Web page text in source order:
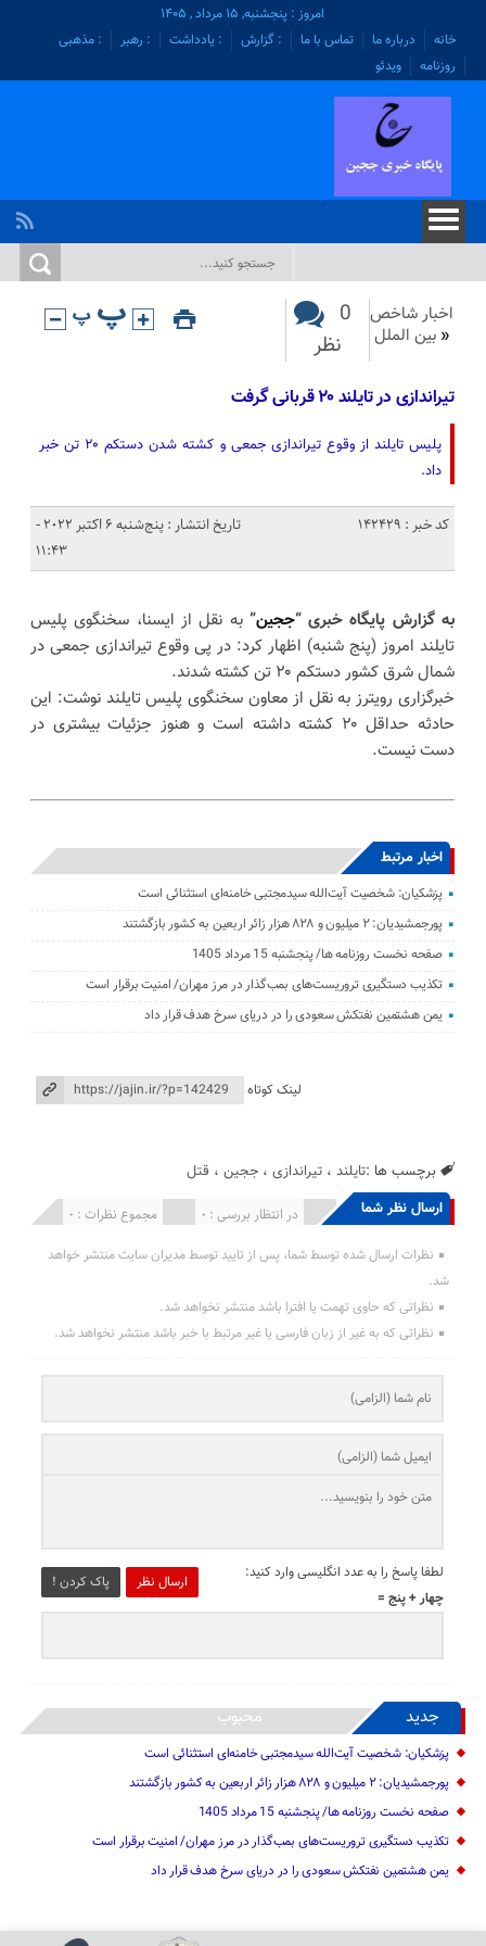
امروز : پنجشنبه, ۱۵ مرداد , ۱۴۰۵
خانه
درباره ما تماس با ما : گزارش : یادداشت : رهبر
: مذهبی
روزنامه
ویدئو
اخبار شاخص
« بین الملل
0
نظر
تیراندازی در تایلند ۲۰ قربانی گرفت
پلیس تایلند از وقوع تیراندازی جمعی و کشته شدن دستکم ۲۰ تن خبر
داد.
کد خبر : 142429
تاریخ انتشار : پنج‌شنبه 6 اکتبر 2022 -
11:43
به گزارش پایگاه خبری “ججین”به نقل از ایسنا، سخنگوی پلیس
تایلند امروز (پنج شنبه) اظهار کرد: در پی وقوع تیراندازی جمعی در
شمال شرق کشور دستکم ۲۰ تن کشته شدند.
خبرگزاری رویترز به نقل از معاون سخنگوی پلیس تایلند نوشت: این
حادثه حداقل ۲۰ کشته داشته است و هنوز جزئیات بیشتری در
دست نیست.
اخبار مرتبط
پزشکیان: شخصیت آیت‌الله سیدمجتبی خامنه‌ای استثنائی است
پورجمشیدیان: ۲ میلیون و ۸۲۸ هزار زائر اربعین به کشور بازگشتند
صفحه نخست روزنامه ها/ پنجشنبه 15 مرداد 1405
تکذیب دستگیری تروریست‌های بمب‌گذار در مرز مهران/ امنیت برقرار است
یمن هشتمین نفتکش سعودی را در دریای سرخ هدف قرار داد
لینک کوتاه
برچسب ها :تایلند ،تیراندازی ،ججین ، قتل
ارسال نظر شما مجموع نظرات : 0 در انتظار بررسی : 0 انتشار یافته : 0
نظرات ارسال شده توسط شما، پس از تایید توسط مدیران سایت منتشر خواهد
شد.
نظراتی که حاوی تهمت یا افترا باشد منتشر نخواهد شد.
نظراتی که به غیر از زبان فارسی یا غیر مرتبط با خبر باشد منتشر نخواهد شد.
ارسال نظر پاک کردن !
لطفا پاسخ را به عدد انگلیسی وارد کنید:
چهار + پنج =
جدید محبوب
پزشکیان: شخصیت آیت‌الله سیدمجتبی خامنه‌ای استثنائی است
پورجمشیدیان: ۲ میلیون و ۸۲۸ هزار زائر اربعین به کشور بازگشتند
صفحه نخست روزنامه ها/ پنجشنبه 15 مرداد 1405
تکذیب دستگیری تروریست‌های بمب‌گذار در مرز مهران/ امنیت برقرار است
یمن هشتمین نفتکش سعودی را در دریای سرخ هدف قرار داد